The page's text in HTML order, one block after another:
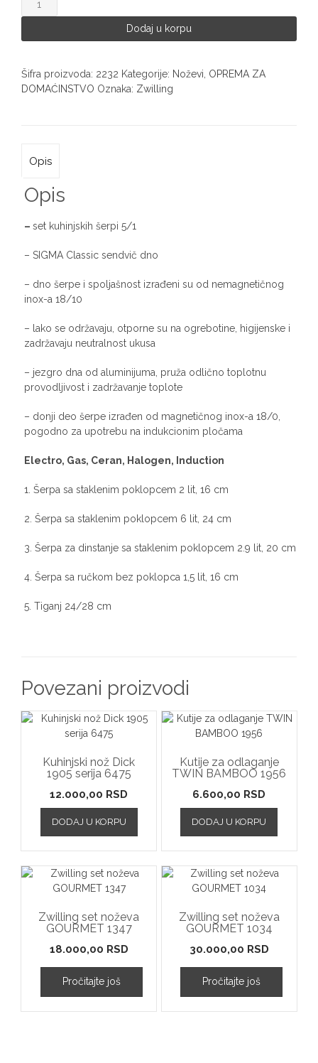
šerpi
Zwilling
2232
količina
Dodaj u korpu
Šifra proizvoda: 2232 Kategorije: Noževi, OPREMA ZA
DOMAĆINSTVO Oznaka: Zwilling
Opis
Opis
– set kuhinjskih šerpi 5/1
– SIGMA Classic sendvič dno
– dno šerpe i spoljašnost izrađeni su od nemagnetičnog
inox-a 18/10
– lako se održavaju, otporne su na ogrebotine, higijenske i
zadržavaju neutralnost ukusa
– jezgro dna od aluminijuma, pruža odlično toplotnu
provodljivost i zadržavanje toplote
– donji deo šerpe izrađen od magnetičnog inox-a 18/0,
pogodno za upotrebu na indukcionim pločama
Electro, Gas, Ceran, Halogen, Induction
1. Šerpa sa staklenim poklopcem 2 lit, 16 cm
2. Šerpa sa staklenim poklopcem 6 lit, 24 cm
3. Šerpa za dinstanje sa staklenim poklopcem 2.9 lit, 20 cm
4. Šerpa sa ručkom bez poklopca 1,5 lit, 16 cm
5. Tiganj 24/28 cm
Povezani proizvodi
Kuhinjski nož Dick
1905 serija 6475
12.000,00 RSD
DODAJ U KORPU
Kutije za odlaganje
TWIN BAMBOO 1956
6.600,00 RSD
DODAJ U KORPU
Zwilling set noževa
GOURMET 1347
18.000,00 RSD
Pročitajte još
Zwilling set noževa
GOURMET 1034
30.000,00 RSD
Pročitajte još